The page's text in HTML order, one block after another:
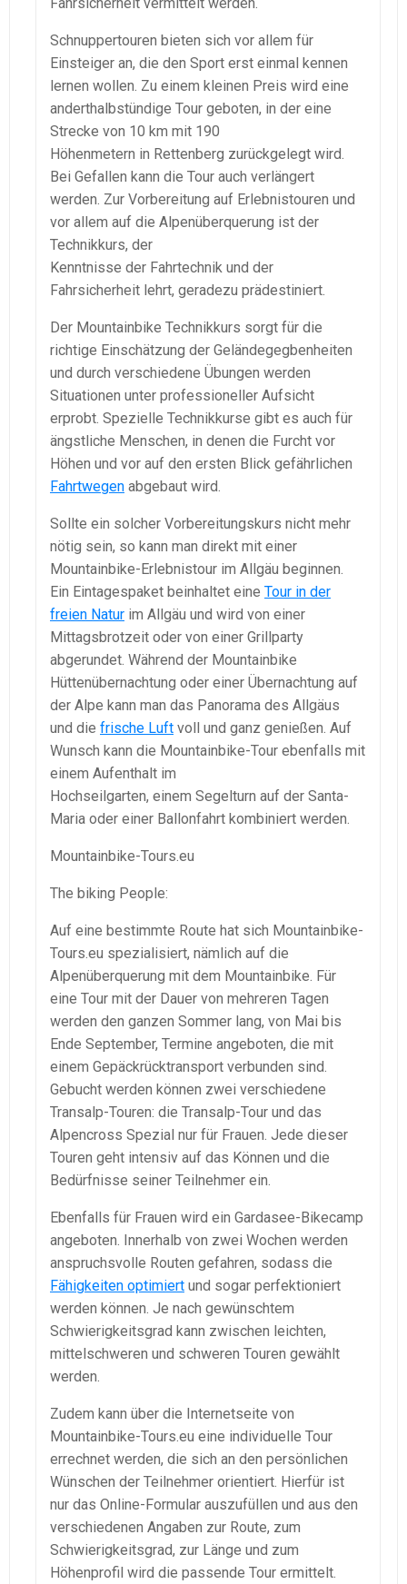
Fahrsicherheit vermittelt werden.
Schnuppertouren bieten sich vor allem für
Einsteiger an, die den Sport erst einmal kennen
lernen wollen. Zu einem kleinen Preis wird eine
anderthalbstündige Tour geboten, in der eine
Strecke von 10 km mit 190
Höhenmetern in Rettenberg zurückgelegt wird.
Bei Gefallen kann die Tour auch verlängert
werden. Zur Vorbereitung auf Erlebnistouren und
vor allem auf die Alpenüberquerung ist der
Technikkurs, der
Kenntnisse der Fahrtechnik und der
Fahrsicherheit lehrt, geradezu prädestiniert.
Der Mountainbike Technikkurs sorgt für die
richtige Einschätzung der Geländegegbenheiten
und durch verschiedene Übungen werden
Situationen unter professioneller Aufsicht
erprobt. Spezielle Technikkurse gibt es auch für
ängstliche Menschen, in denen die Furcht vor
Höhen und vor auf den ersten Blick gefährlichen
Fahrtwegen abgebaut wird.
Sollte ein solcher Vorbereitungskurs nicht mehr
nötig sein, so kann man direkt mit einer
Mountainbike-Erlebnistour im Allgäu beginnen.
Ein Eintagespaket beinhaltet eine Tour in der
freien Natur im Allgäu und wird von einer
Mittagsbrotzeit oder von einer Grillparty
abgerundet. Während der Mountainbike
Hüttenübernachtung oder einer Übernachtung auf
der Alpe kann man das Panorama des Allgäus
und die frische Luft voll und ganz genießen. Auf
Wunsch kann die Mountainbike-Tour ebenfalls mit
einem Aufenthalt im
Hochseilgarten, einem Segelturn auf der Santa-
Maria oder einer Ballonfahrt kombiniert werden.
Mountainbike-Tours.eu
The biking People:
Auf eine bestimmte Route hat sich Mountainbike-
Tours.eu spezialisiert, nämlich auf die
Alpenüberquerung mit dem Mountainbike. Für
eine Tour mit der Dauer von mehreren Tagen
werden den ganzen Sommer lang, von Mai bis
Ende September, Termine angeboten, die mit
einem Gepäckrücktransport verbunden sind.
Gebucht werden können zwei verschiedene
Transalp-Touren: die Transalp-Tour und das
Alpencross Spezial nur für Frauen. Jede dieser
Touren geht intensiv auf das Können und die
Bedürfnisse seiner Teilnehmer ein.
Ebenfalls für Frauen wird ein Gardasee-Bikecamp
angeboten. Innerhalb von zwei Wochen werden
anspruchsvolle Routen gefahren, sodass die
Fähigkeiten optimiert und sogar perfektioniert
werden können. Je nach gewünschtem
Schwierigkeitsgrad kann zwischen leichten,
mittelschweren und schweren Touren gewählt
werden.
Zudem kann über die Internetseite von
Mountainbike-Tours.eu eine individuelle Tour
errechnet werden, die sich an den persönlichen
Wünschen der Teilnehmer orientiert. Hierfür ist
nur das Online-Formular auszufüllen und aus den
verschiedenen Angaben zur Route, zum
Schwierigkeitsgrad, zur Länge und zum
Höhenprofil wird die passende Tour ermittelt.